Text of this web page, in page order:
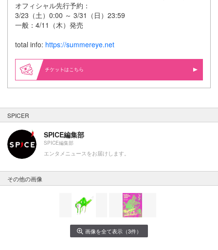
オフィシャル先行予約：
3/23（土）0:00 ～ 3/31（日）23:59
一般：4/11（木）発売
total info: https://summereye.net
はこちら
SPICER
SPICE編集部
SPICE編集部
エンタメニュースをお届けします。
その他の画像
画像を全て表示（3件）